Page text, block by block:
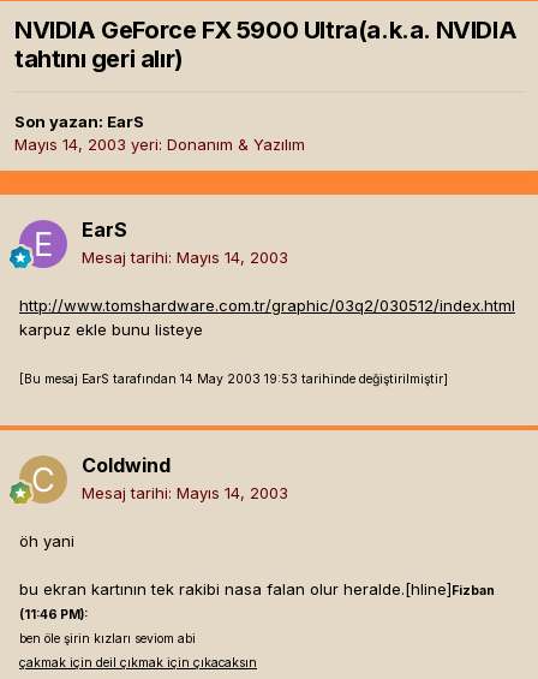
NVIDIA GeForce FX 5900 Ultra(a.k.a. NVIDIA
tahtını geri alır)
Son yazan: EarS
Mayıs 14, 2003 yeri: Donanım & Yazılım
EarS
Mesaj tarihi: Mayıs 14, 2003
http://www.tomshardware.com.tr/graphic/03q2/030512/index.html
karpuz ekle bunu listeye
[Bu mesaj EarS tarafından 14 May 2003 19:53 tarihinde değiştirilmiştir]
Coldwind
Mesaj tarihi: Mayıs 14, 2003
öh yani
bu ekran kartının tek rakibi nasa falan olur heralde.[hline] Fizban
(11:46 PM):
ben öle şirin kızları seviom abi
çakmak için deil çıkmak için çıkacaksın